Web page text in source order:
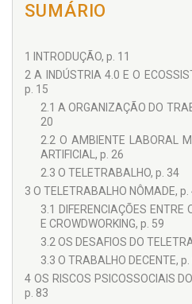
SUMÁRIO
1 INTRODUÇÃO, p. 11
2 A INDÚSTRIA 4.0 E O
p. 15
2.1 A ORGANIZAÇÃO DO
20
2.2 O AMBIENTE LABORAL
ARTIFICIAL, p. 26
2.3 O TELETRABALHO, p. 34
3 O TELETRABALHO NÔMADE, p.
3.1 DIFERENCIAÇÕES
E CROWDWORKING, p. 59
3.2 OS DESAFIOS DO
3.3 O TRABALHO DECENTE, p.
4 OS RISCOS PSICOSSOCIAIS
p. 83